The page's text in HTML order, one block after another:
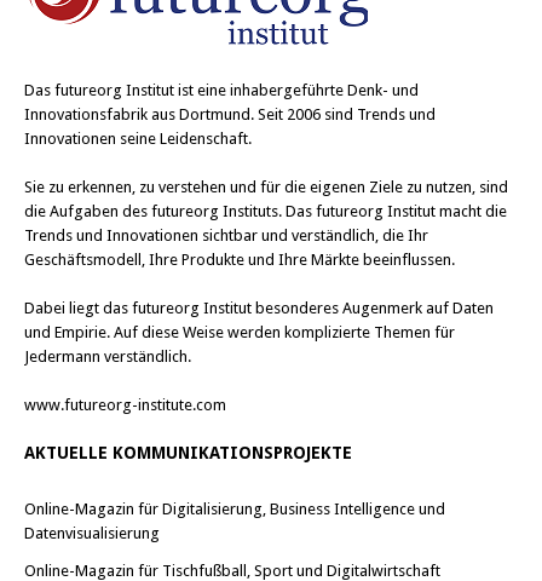
Das futureorg Institut ist eine inhabergeführte Denk- und
Innovationsfabrik aus Dortmund. Seit 2006 sind Trends und
Innovationen seine Leidenschaft.
Sie zu erkennen, zu verstehen und für die eigenen Ziele zu nutzen, sind
die Aufgaben des futureorg Instituts. Das futureorg Institut macht die
Trends und Innovationen sichtbar und verständlich, die Ihr
Geschäftsmodell, Ihre Produkte und Ihre Märkte beeinflussen.
Dabei liegt das futureorg Institut besonderes Augenmerk auf Daten
und Empirie. Auf diese Weise werden komplizierte Themen für
Jedermann verständlich.
www.futureorg-institute.com
AKTUELLE KOMMUNIKATIONSPROJEKTE
Online-Magazin für Digitalisierung, Business Intelligence und
Datenvisualisierung
Online-Magazin für Tischfußball, Sport und Digitalwirtschaft